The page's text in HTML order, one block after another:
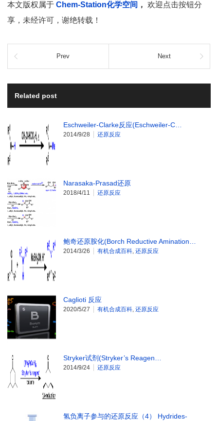
本文版权属于 Chem-Station化学空间 ， 欢迎点击按钮分
享，未经许可，谢绝转载！
Prev Next
Related post
Eschweiler-Clarke反应(Eschweiler-C…
2014/9/28 还原反应
Narasaka-Prasad还原
2018/4/11 还原反应
鲍奇还原胺化(Borch Reductive Amination…
2014/3/26 有机合成百科, 还原反应
Caglioti 反应
2020/5/27 有机合成百科, 还原反应
Stryker试剂(Stryker’s Reagen…
2014/9/24 还原反应
氢负离子参与的还原反应（4） Hydrides-